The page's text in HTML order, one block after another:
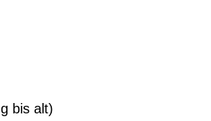
bis alt)